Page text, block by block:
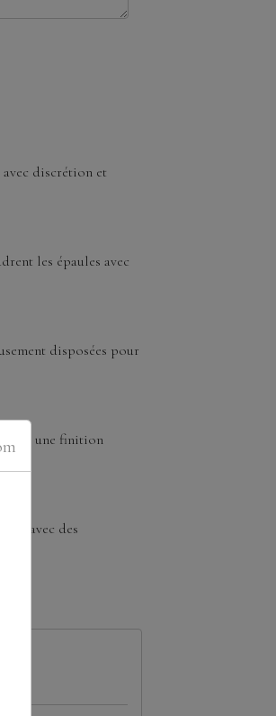
avec discrétion et
les épaules avec
disposées pour
pour une finition
avec des